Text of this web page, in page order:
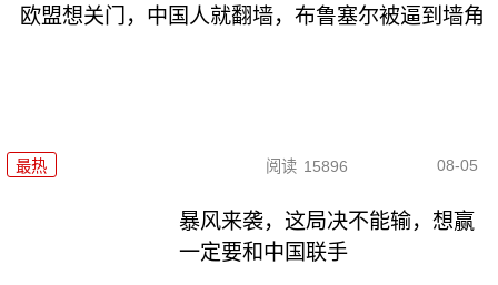
欧盟想关门，中国人就翻墙，布鲁塞尔被逼到墙角
最热 阅读 15896 08-05
暴风来袭，这局决不能输，想赢
一定要和中国联手